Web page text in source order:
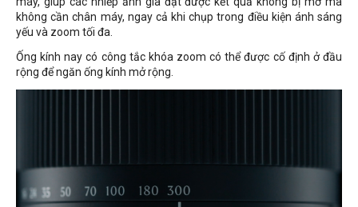
không cần chân máy, ngay cả khi chụp trong điều kiện ánh sáng
yếu và zoom tối đa.
Ống kính nay có công tắc khóa zoom có ​​thể được cố định ở đầu
rộng để ngăn ống kính mở rộng.